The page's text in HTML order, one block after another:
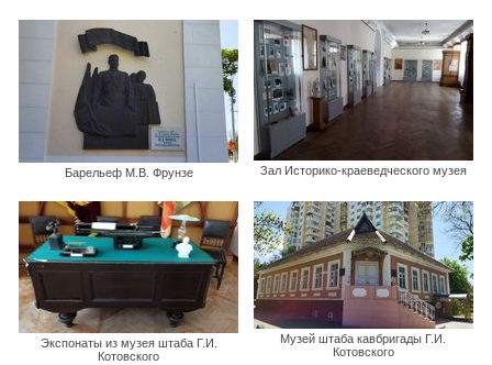
Барельеф М.В. Фрунзе Зал Историко-краеведческого музея
Экспонаты из музея штаба Г.И.
Котовского
Музей штаба кавбригады Г.И.
Котовского